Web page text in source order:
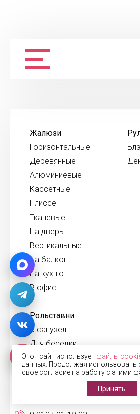
Жалюзи
Горизонтальные
Деревянные
Алюминиевые
Кассетные
Плиссе
Тканевые
На дверь
Вертикальные
На балкон
На кухню
В офис
Рольставни
В санузел
Для беседки
На двери
На наружные окна
Этот сайт использует файлы
данных. Продолжая использовать
свое согласие на работу с этими
Принять